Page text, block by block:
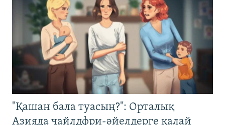
"Қашан бала туасың?": Орталық
Азияда чайлдфри-әйелдерге қалай